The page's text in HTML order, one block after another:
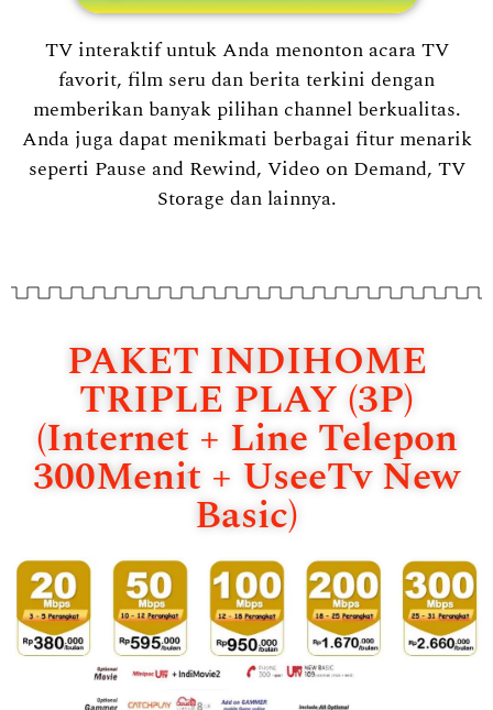
TV interaktif untuk Anda menonton acara TV
favorit, film seru dan berita terkini dengan
memberikan banyak pilihan channel berkualitas.
Anda juga dapat menikmati berbagai fitur menarik
seperti Pause and Rewind, Video on Demand, TV
Storage dan lainnya.
PAKET INDIHOME
TRIPLE PLAY (3P)
(Internet + Line Telepon
300Menit + UseeTv New
Basic)